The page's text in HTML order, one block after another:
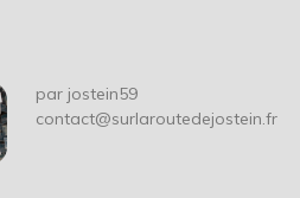
par jostein59
contact@surlaroutedejostein.fr